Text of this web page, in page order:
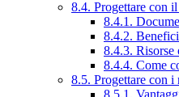
8.4. Progettare con
8.4.1.
8.4.2.
8.4.3. Risorse
8.4.4. Come
8.5. Progettare con
8.5.1.